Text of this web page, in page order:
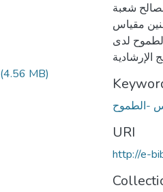
(4.56 MB)
شعبة
مقياس
لدى
الإرشادية
-الطموح
URI
http://e-